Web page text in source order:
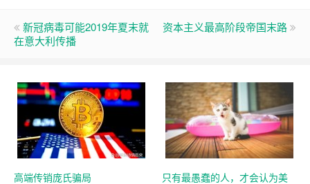
新冠病毒可能2019年夏末就
在意大利传播
资本主义最高阶段帝国末路
高端传销庞氏骗局
只有最愚蠢的人，才会认为美